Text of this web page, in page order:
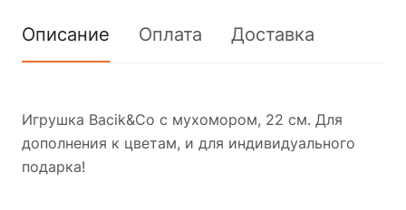
Описание Оплата Доставка
Игрушка Bacik&Co с мухомором, 22 см. Для
дополнения к цветам, и для индивидуального
подарка!